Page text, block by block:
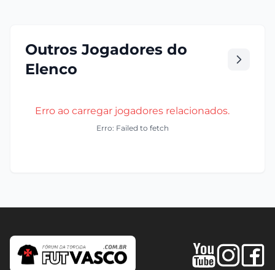
Outros Jogadores do
Elenco
Erro ao carregar jogadores relacionados.
Erro: Failed to fetch